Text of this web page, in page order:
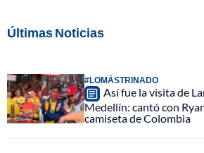
Últimas Noticias
#LOMÁSTRINADO
Así fue la visita de
Medellín: cantó con
camiseta de Colombia